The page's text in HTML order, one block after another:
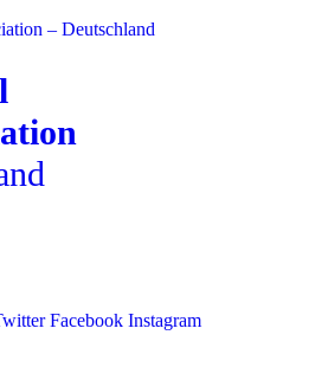
– Deutschland
Facebook Instagram